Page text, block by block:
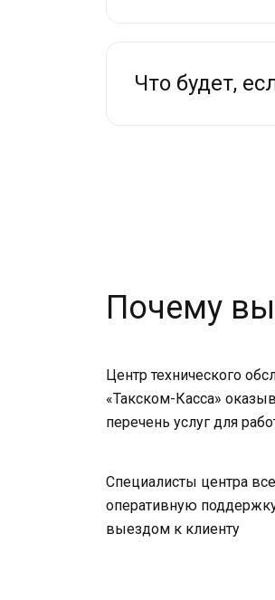
Что будет,
Почему
Центр технического
«Такском-Касса»
перечень услуг для
Специалисты центра
оперативную
выездом к клиенту